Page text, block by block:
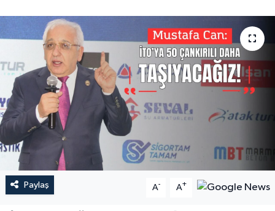
Paylaş A- A+